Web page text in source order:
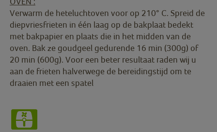
Verwarm de heteluchtoven voor op 210° C. Spreid de
diepvriesfrieten in één laag op de bakplaat bedekt
met bakpapier en plaats die in het midden van de
oven. Bak ze goudgeel gedurende 16 min (300g) of
20 min (600g). Voor een beter resultaat raden wij u
aan de frieten halverwege de bereidingstijd om te
draaien met een spatel